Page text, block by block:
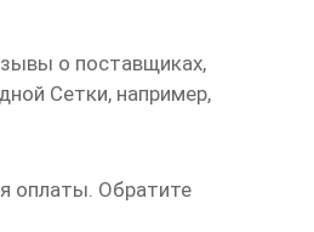
о поставщиках,
Сетки, например,
оплаты. Обратите